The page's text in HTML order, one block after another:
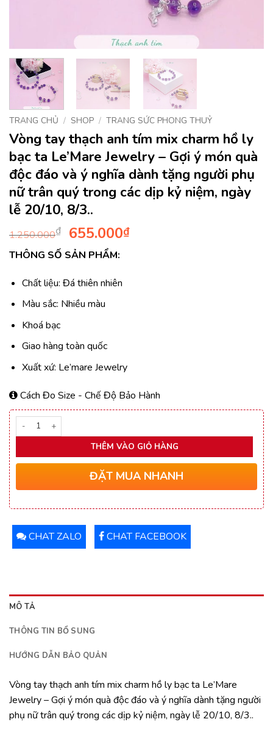
TRANG CHỦ / SHOP / TRANG SỨC PHONG THUỶ
Vòng tay thạch anh tím mix charm hồ ly
bạc ta Le’Mare Jewelry – Gợi ý món quà
độc đáo và ý nghĩa dành tặng người phụ
nữ trân quý trong các dịp kỷ niệm, ngày
lễ 20/10, 8/3..
1.250.000₫ Giá
gốc
là:
1.250.000₫.
655.000₫Giá
THÔNG SỐ SẢN PHẨM:
Chất liệu: Đá thiên nhiên
Màu sắc: Nhiều màu
Khoá bạc
Giao hàng toàn quốc
Xuất xứ: Le’mare Jewelry
Cách Đo Size - Chế Độ Bảo Hành
Số lượng
THÊM VÀO GIỎ HÀNG
ĐẶT MUA NHANH
CHAT ZALO CHAT FACEBOOK
MÔ TẢ
THÔNG TIN BỔ SUNG
HƯỚNG DẪN BẢO QUẢN
Vòng tay thạch anh tím mix charm hồ ly bạc ta Le’Mare
Jewelry – Gợi ý món quà độc đáo và ý nghĩa dành tặng người
phụ nữ trân quý trong các dịp kỷ niệm, ngày lễ 20/10, 8/3..